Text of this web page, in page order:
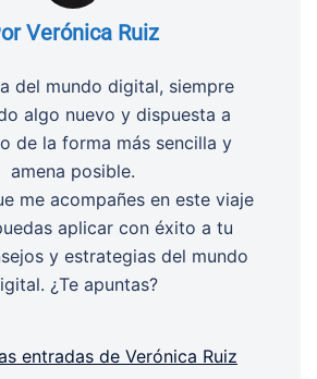
Verónica Ruiz
del mundo digital, siempre
algo nuevo y dispuesta a
de la forma más sencilla y
amena posible.
me acompañes en este viaje
aplicar con éxito a tu
y estrategias del mundo
¿Te apuntas?
entradas de Verónica Ruiz